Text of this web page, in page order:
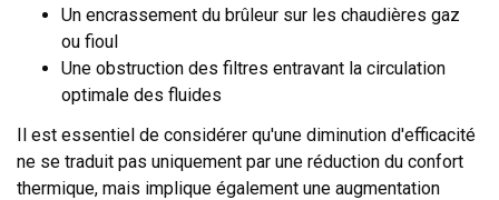
Un encrassement du brûleur sur les chaudières gaz
ou fioul
Une obstruction des filtres entravant la circulation
optimale des fluides
Il est essentiel de considérer qu'une diminution d'efficacité
ne se traduit pas uniquement par une réduction du confort
thermique, mais implique également une augmentation